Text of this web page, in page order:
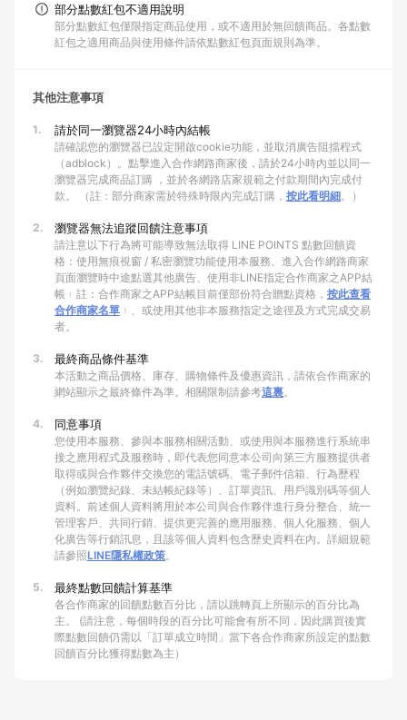
部分點數紅包不適用說明
部分點數紅包僅限指定商品使用，或不適用於無回饋商品。各點數
紅包之適用商品與使用條件請依點數紅包頁面規則為準。
其他注意事項
1. 請於同一瀏覽器24小時內結帳
請確認您的瀏覽器已設定開啟cookie功能，並取消廣告阻擋程式
（adblock）。點擊進入合作網路商家後，請於24小時內並以同一
瀏覽器完成商品訂購 ，並於各網路店家規範之付款期間內完成付
款。 （註：部分商家需於特殊時限內完成訂購， 按此看明細。）
2. 瀏覽器無法追蹤回饋注意事項
請注意以下行為將可能導致無法取得 LINE POINTS 點數回饋資
格：使用無痕視窗 / 私密瀏覽功能使用本服務、進入合作網路商家
頁面瀏覽時中途點選其他廣告、使用非LINE指定合作商家之APP結
帳﹙註：合作商家之APP結帳目前僅部份符合贈點資格， 按此查看
合作商家名單 ﹚、或使用其他非本服務指定之途徑及方式完成交易
者。
3. 最終商品條件基準
本活動之商品價格、庫存、購物條件及優惠資訊，請依合作商家的
網站顯示之最終條件為準。相關限制請參考這裏。
4. 同意事項
您使用本服務、參與本服務相關活動、或使用與本服務進行系統串
接之應用程式及服務時，即代表您同意本公司向第三方服務提供者
取得或與合作夥伴交換您的電話號碼、電子郵件信箱、行為歷程
（例如瀏覽紀錄、未結帳紀錄等）、訂單資訊、用戶識別碼等個人
資料。前述個人資料將用於本公司與合作夥伴進行身分整合、統一
管理客戶、共同行銷、提供更完善的應用服務、個人化服務、個人
化廣告等行銷訊息，且該等個人資料包含歷史資料在內。詳細規範
請參照LINE隱私權政策。
5. 最終點數回饋計算基準
各合作商家的回饋點數百分比，請以跳轉頁上所顯示的百分比為
主。 (請注意，每個時段的百分比可能會有所不同，因此購買後實
際點數回饋仍需以「訂單成立時間」當下各合作商家所設定的點數
回饋百分比獲得點數為主）